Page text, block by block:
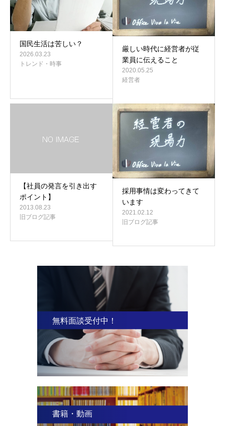
国民生活は苦しい？
2026.03.23
トレンド・時事
厳しい時代に経営者が従
業員に伝えること
2020.05.25
経営者
【社員の発言を引き出す
ポイント】
2013.08.23
旧ブログ記事
採用事情は変わってきて
います
2021.02.12
旧ブログ記事
無料面談受付中！
書籍・動画